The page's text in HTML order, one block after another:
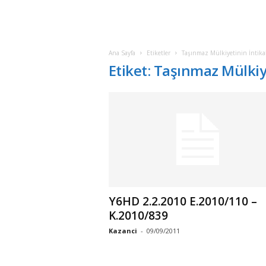
Ana Sayfa Etiketler Taşınmaz Mülkiyetinin
Etiket: Taşınmaz
Y6HD 2.2.2010 E.2010/110 –
K.2010/839
Kazanci - 09/09/2011